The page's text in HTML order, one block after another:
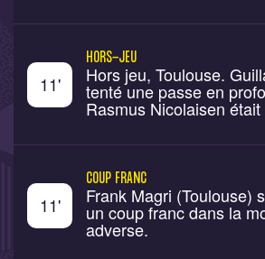
11'
HORS-JEU
Hors jeu, Toulouse.
tenté une passe en
Rasmus Nicolaisen
11'
COUP FRANC
Frank Magri (Toulouse)
un coup franc dans la
adverse.